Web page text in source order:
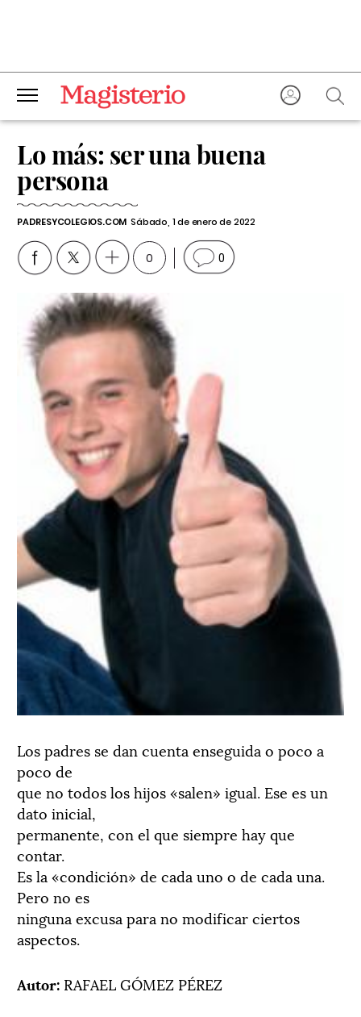
Lo más: ser una buena
persona
PADRESYCOLEGIOS.COM Sábado, 1 de enero de 2022
0 0
Los padres se dan cuenta enseguida o poco a
poco de
que no todos los hijos «salen» igual. Ese es un
dato inicial,
permanente, con el que siempre hay que
contar.
Es la «condición» de cada uno o de cada una.
Pero no es
ninguna excusa para no modificar ciertos
aspectos.
Autor: RAFAEL GÓMEZ PÉREZ